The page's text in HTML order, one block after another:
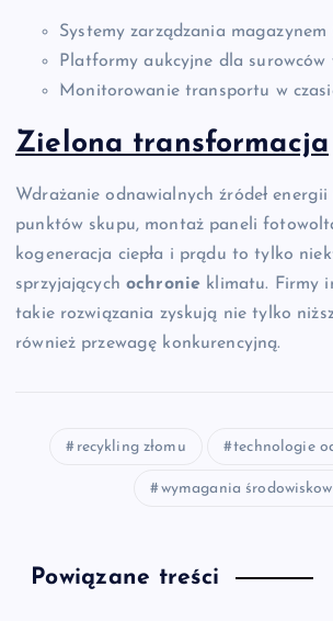
Systemy zarządzania magazynem
Platformy aukcyjne dla surowców
Monitorowanie transportu w
Zielona transformacja
Wdrażanie odnawialnych źródeł
punktów skupu, montaż paneli
kogeneracja ciepła i prądu to tylko
sprzyjającychochronie klimatu. Firmy
takie rozwiązania zyskują nie tylko
również przewagę konkurencyjną.
recykling złomu technologie
wymagania
Powiązane treści